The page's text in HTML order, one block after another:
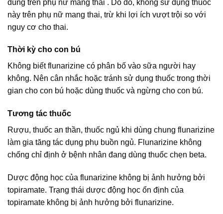
dùng trên phụ nữ mang thai . Do đó, không sử dụng thuốc
này trên phụ nữ mang thai, trừ khi lợi ích vượt trội so với
nguy cơ cho thai.
Thời kỳ cho con bú
Không biết flunarizine có phân bố vào sữa người hay
không. Nên cân nhắc hoặc tránh sử dụng thuốc trong thời
gian cho con bú hoặc dùng thuốc và ngừng cho con bú.
Tương tác thuốc
Rượu, thuốc an thần, thuốc ngủ khi dùng chung flunarizine
làm gia tăng tác dụng phụ buồn ngủ. Flunarizine không
chống chỉ định ở bệnh nhân đang dùng thuốc chẹn beta.
Dược động học của flunarizine không bị ảnh hưởng bởi
topiramate. Trạng thái dược động học ổn định của
topiramate không bị ảnh hưởng bởi flunarizine.